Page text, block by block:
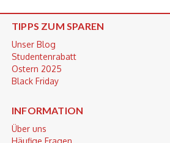
TIPPS ZUM SPAREN
Unser Blog
Studentenrabatt
Ostern 2025
Black Friday
INFORMATION
Über uns
Häufige Fragen